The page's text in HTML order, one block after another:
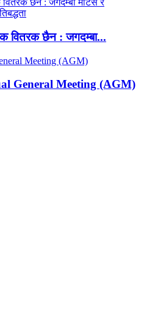
वितरक छैन : जगदम्बा...
General Meeting (AGM)